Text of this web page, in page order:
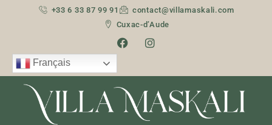
+33 6 33 87 99 91
contact@villamaskali.com
Cuxac-d’Aude
Français